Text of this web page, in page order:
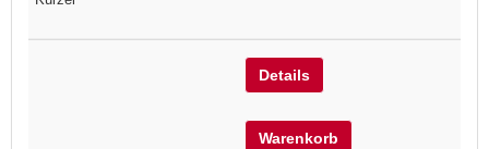
Details
Warenkorb